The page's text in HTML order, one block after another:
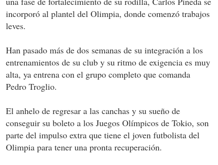
incorporó al plantel del Olimpia, donde comenzó trabajos
leves.
Han pasado más de dos semanas de su integración a los
entrenamientos de su club y su ritmo de exigencia es muy
alta, ya entrena con el grupo completo que comanda
Pedro Troglio.
El anhelo de regresar a las canchas y su sueño de
conseguir su boleto a los Juegos Olímpicos de Tokio, son
parte del impulso extra que tiene el joven futbolista del
Olimpia para tener una pronta recuperación.